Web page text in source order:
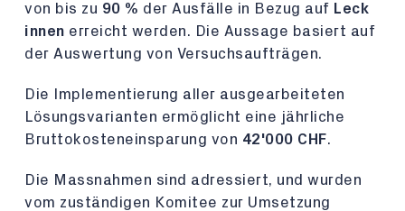
von bis zu 90 % der Ausfälle in Bezug auf Leck
innen erreicht werden. Die Aussage basiert auf
der Auswertung von Versuchsaufträgen.
Die Implementierung aller ausgearbeiteten
Lösungsvarianten ermöglicht eine jährliche
Bruttokosteneinsparung von 42'000 CHF.
Die Massnahmen sind adressiert, und wurden
vom zuständigen Komitee zur Umsetzung